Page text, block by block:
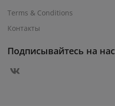
Terms & Conditions
Контакты
Подписывайтесь на нас